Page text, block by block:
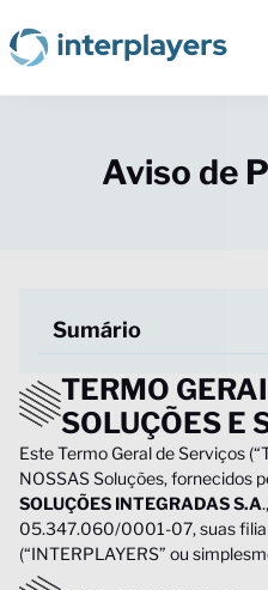
Aviso de
TERMO
SOLUÇÕES E
Este Termo Geral de Serviços
NOSSAS Soluções, fornecidos
SOLUÇÕES INTEGRADAS S.A
05.347.060/0001-07, suas
(“INTERPLAYERS” ou
Sumário